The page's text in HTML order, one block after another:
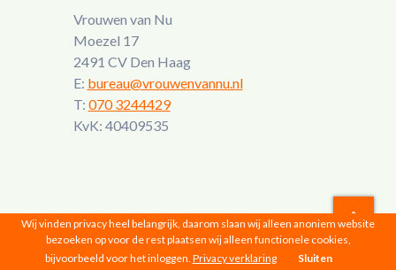
Vrouwen van Nu
Moezel 17
2491 CV Den Haag
E: bureau@vrouwenvannu.nl
T: 070 3244429
KvK: 40409535
Vrouwen van Nu © 2026 |Privacyverklaring
Wij vinden privacy heel belangrijk, daarom slaan wij alleen anoniem website
bezoeken op voor de rest plaatsen wij alleen functionele cookies,
bijvoorbeeld voor het inloggen. Privacy verklaring Sluiten